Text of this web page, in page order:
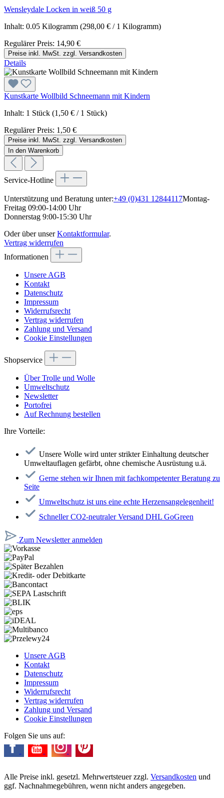
Wensleydale Locken in weiß 50 g
Inhalt: 0.05 Kilogramm (298,00 € / 1 Kilogramm)
Regulärer Preis: 14,90 €
Preise inkl. MwSt. zzgl. Versandkosten
Details
Kunstkarte Wollbild Schneemann mit Kindern
Inhalt: 1 Stück (1,50 € / 1 Stück)
Regulärer Preis: 1,50 €
Preise inkl. MwSt. zzgl. Versandkosten
In den Warenkorb
Service-Hotline
Unterstützung und Beratung unter:+49 (0)431 12844117Montag-
Freitag 09:00-14:00 Uhr
Donnerstag 9:00-15:30 Uhr
Oder über unserKontaktformular.
Vertrag widerrufen
Informationen
Unsere AGB
Kontakt
Datenschutz
Impressum
Widerrufsrecht
Vertrag widerrufen
Zahlung und Versand
Cookie Einstellungen
Shopservice
Über Trolle und Wolle
Umweltschutz
Newsletter
Portofrei
Auf Rechnung bestellen
Ihre Vorteile:
Unsere Wolle wird unter strikter Einhaltung deutscher
Umweltauflagen gefärbt, ohne chemische Ausrüstung u.ä.
Gerne stehen wir Ihnen mit fachkompetenter Beratung zu
Seite
Umweltschutz ist uns eine echte Herzensangelegenheit!
Schneller CO2-neutraler Versand DHL GoGreen
Zum Newsletter anmelden
Unsere AGB
Kontakt
Datenschutz
Impressum
Widerrufsrecht
Vertrag widerrufen
Zahlung und Versand
Cookie Einstellungen
Folgen Sie uns auf:
Alle Preise inkl. gesetzl. Mehrwertsteuer zzgl. Versandkosten und
ggf. Nachnahmegebühren, wenn nicht anders angegeben.